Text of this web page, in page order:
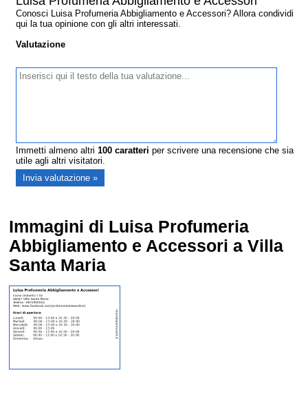
Conosci Luisa Profumeria Abbigliamento e Accessori? Allora condividi
qui la tua opinione con gli altri interessati.
Valutazione
Immetti almeno altri100 caratteri per scrivere una recensione che sia
utile agli altri visitatori.
Immagini di Luisa Profumeria
Abbigliamento e Accessori a Villa
Santa Maria